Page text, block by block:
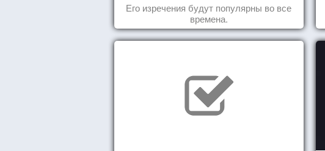
Его изречения будут популярны во все
времена.